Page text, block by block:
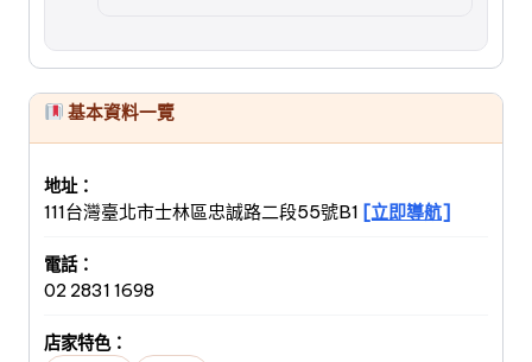
基本資料一覽
地址：
111台灣臺北市士林區忠誠路二段55號B1 [立即導航]
電話：
02 2831 1698
店家特色：